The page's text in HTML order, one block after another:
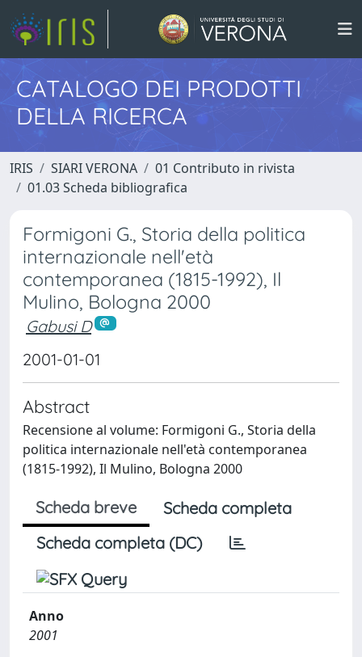
CATALOGO DEI PRODOTTI
DELLA RICERCA
IRIS SIARI VERONA
01 Contributo in rivista
01.03 Scheda bibliografica
Formigoni G., Storia della politica
internazionale nell'età
contemporanea (1815-1992), Il
Mulino, Bologna 2000
Gabusi D
2001-01-01
Abstract
Recensione al volume: Formigoni G., Storia della
politica internazionale nell'età contemporanea
(1815-1992), Il Mulino, Bologna 2000
Scheda breve
Scheda completa
Scheda completa (DC)
Anno
2001